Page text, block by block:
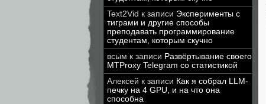
Text2Vid к записи Эксперименты с
тиграми и другие способы
преподавать программирование
студентам, которым скучно
всым к записи Развёртывание своего
MTProxy Telegram со статистикой
Алексей к записи Как я собрал LLM-
печку на 4 GPU, и на что она
способна